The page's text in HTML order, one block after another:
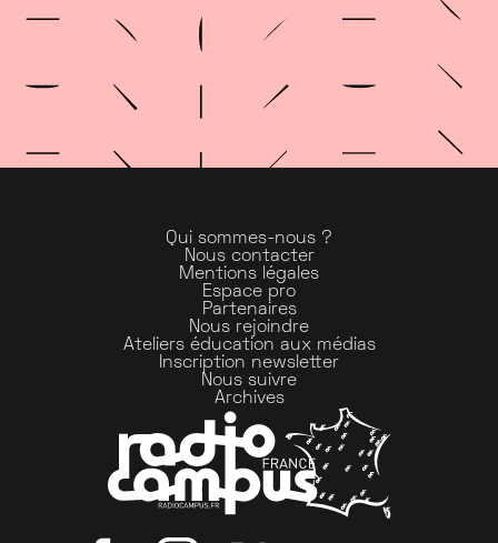
Qui sommes-nous ?
Nous contacter
Mentions légales
Espace pro
Partenaires
Nous rejoindre
Ateliers éducation aux médias
Inscription newsletter
Nous suivre
Archives